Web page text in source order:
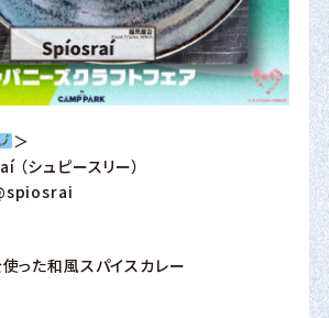
＞
シュピースリー）
った和風スパイスカレー